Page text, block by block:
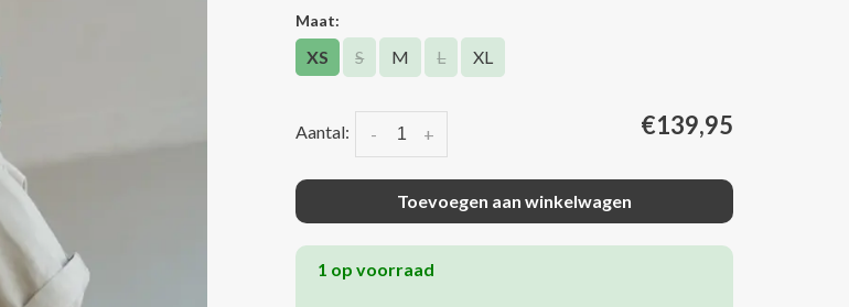
Maat:
XS S M L XL
Aantal: +
- €139,95
Toevoegen aan winkelwagen
1 op voorraad